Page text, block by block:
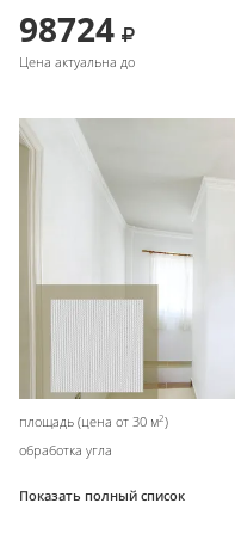
98724
Цена актуальна до
площадь (цена от 30 м2)
обработка угла
Показать полный список